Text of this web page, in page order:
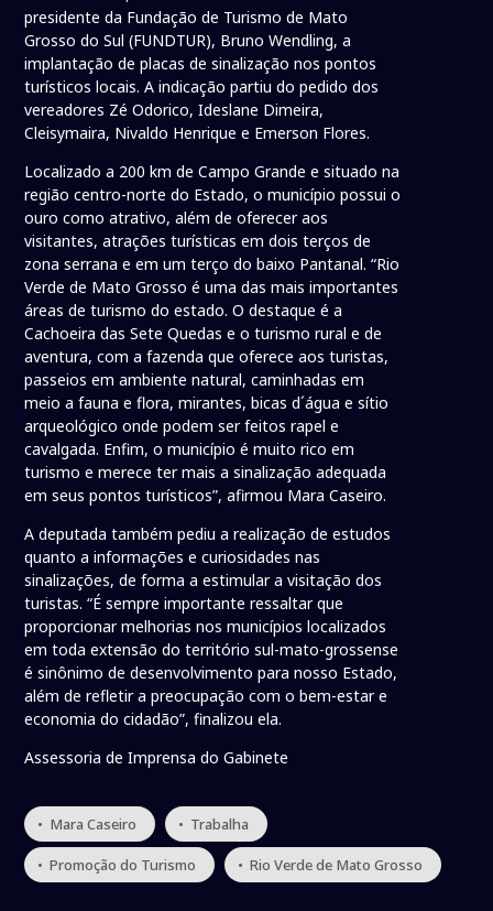
presidente da Fundação de Turismo de Mato
Grosso do Sul (FUNDTUR), Bruno Wendling, a
implantação de placas de sinalização nos pontos
turísticos locais. A indicação partiu do pedido dos
vereadores Zé Odorico, Ideslane Dimeira,
Cleisymaira, Nivaldo Henrique e Emerson Flores.
Localizado a 200 km de Campo Grande e situado na
região centro-norte do Estado, o município possui o
ouro como atrativo, além de oferecer aos
visitantes, atrações turísticas em dois terços de
zona serrana e em um terço do baixo Pantanal. “Rio
Verde de Mato Grosso é uma das mais importantes
áreas de turismo do estado. O destaque é a
Cachoeira das Sete Quedas e o turismo rural e de
aventura, com a fazenda que oferece aos turistas,
passeios em ambiente natural, caminhadas em
meio a fauna e flora, mirantes, bicas d´água e sítio
arqueológico onde podem ser feitos rapel e
cavalgada. Enfim, o município é muito rico em
turismo e merece ter mais a sinalização adequada
em seus pontos turísticos”, afirmou Mara Caseiro.
A deputada também pediu a realização de estudos
quanto a informações e curiosidades nas
sinalizações, de forma a estimular a visitação dos
turistas. “É sempre importante ressaltar que
proporcionar melhorias nos municípios localizados
em toda extensão do território sul-mato-grossense
é sinônimo de desenvolvimento para nosso Estado,
além de refletir a preocupação com o bem-estar e
economia do cidadão”, finalizou ela.
Assessoria de Imprensa do Gabinete
• Mara Caseiro • Trabalha
• Promoção do Turismo • Rio Verde de Mato Grosso